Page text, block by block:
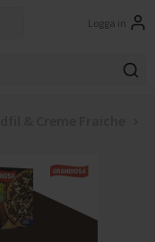
Logga in